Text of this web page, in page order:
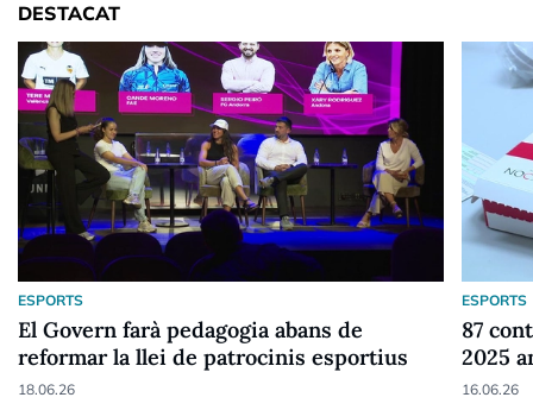
DESTACAT
ESPORTS
El Govern farà pedagogia abans de
reformar la llei de patrocinis esportius
18.06.26
ESPORTS
87
2025
16.06.26